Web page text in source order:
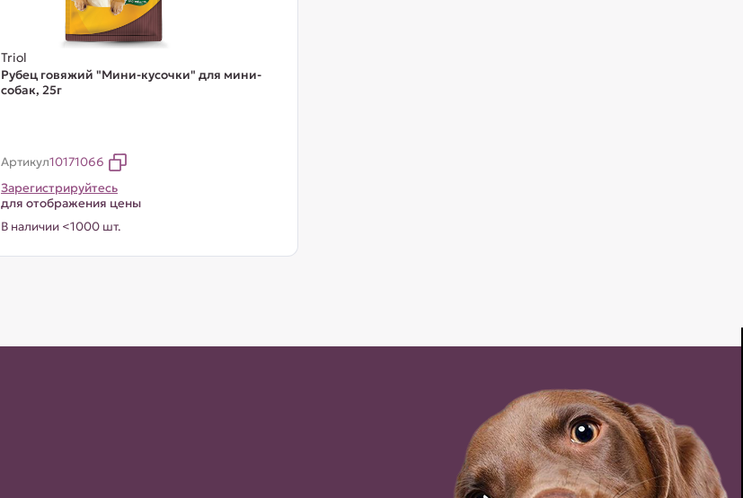
Triol
Рубец говяжий "Мини-кусочки" для мини-
собак, 25г
Артикул10171066
Зарегистрируйтесь
для отображения цены
В наличии <1000 шт.